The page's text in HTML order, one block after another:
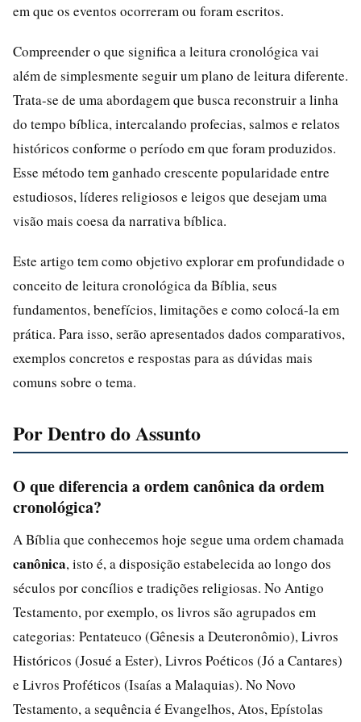
em que os eventos ocorreram ou foram escritos.
Compreender o que significa a leitura cronológica vai
além de simplesmente seguir um plano de leitura diferente.
Trata-se de uma abordagem que busca reconstruir a linha
do tempo bíblica, intercalando profecias, salmos e relatos
históricos conforme o período em que foram produzidos.
Esse método tem ganhado crescente popularidade entre
estudiosos, líderes religiosos e leigos que desejam uma
visão mais coesa da narrativa bíblica.
Este artigo tem como objetivo explorar em profundidade o
conceito de leitura cronológica da Bíblia, seus
fundamentos, benefícios, limitações e como colocá-la em
prática. Para isso, serão apresentados dados comparativos,
exemplos concretos e respostas para as dúvidas mais
comuns sobre o tema.
Por Dentro do Assunto
O que diferencia a ordem canônica da ordem
cronológica?
A Bíblia que conhecemos hoje segue uma ordem chamada
canônica, isto é, a disposição estabelecida ao longo dos
séculos por concílios e tradições religiosas. No Antigo
Testamento, por exemplo, os livros são agrupados em
categorias: Pentateuco (Gênesis a Deuteronômio), Livros
Históricos (Josué a Ester), Livros Poéticos (Jó a Cantares)
e Livros Proféticos (Isaías a Malaquias). No Novo
Testamento, a sequência é Evangelhos, Atos, Epístolas